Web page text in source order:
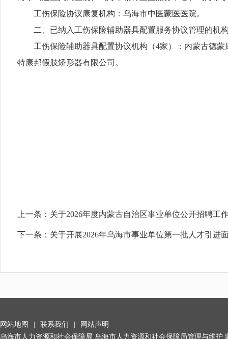
工伤保险协议康复机构：乌海市中医蒙医医院。
二、已纳入工伤保险辅助器具配置服务协议管理的机
工伤保险辅助器具配置协议机构（4家）：内蒙古德蒙
特康邦假肢矫形器有限公司。
上一条： 关于2026年度内蒙古自治区事业单位公开招聘工
下一条： 关于开展2026年乌海市事业单位第一批人才引进
网站地图 联系我们
网站声明
乌海市人力资源和社会保障局 乌海市人力资源和社会保障局管理与维护